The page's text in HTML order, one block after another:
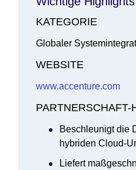
KATEGORIE
Globaler
WEBSITE
www.accenture.com
PARTNERSCHAFT-
Beschleunigt die
hybriden Cloud-
Liefert